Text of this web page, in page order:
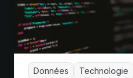
Données Technologie